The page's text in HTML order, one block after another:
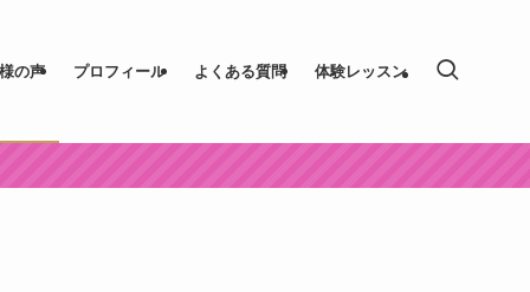
の声 プロフィール よくある質問 体験レッスン